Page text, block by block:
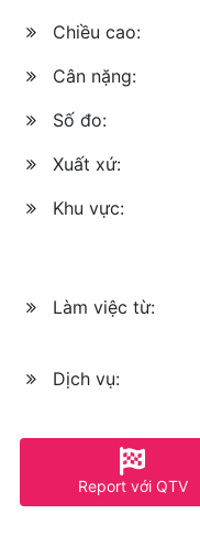
Chiều cao:
Cân nặng:
Số đo:
Xuất xứ:
Khu vực:
Làm việc từ:
Dịch vụ:
Report với QTV